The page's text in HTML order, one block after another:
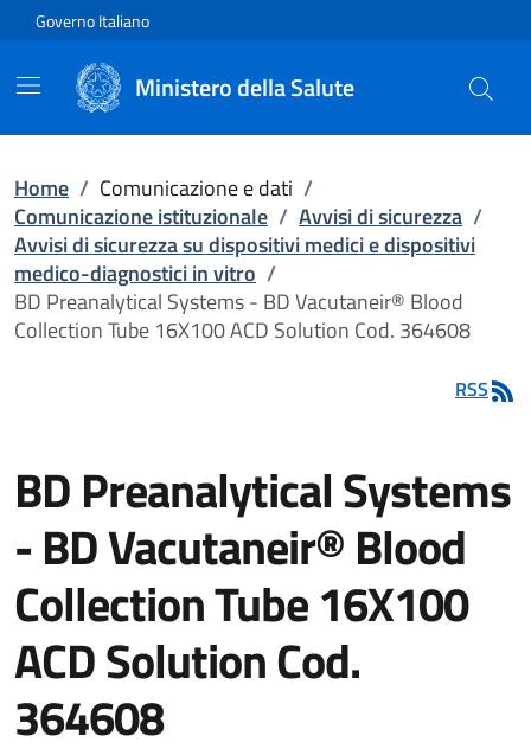
Vai direttamente al contenuto
Governo Italiano
Ministero della Salute
Home / Comunicazione e dati /
Comunicazione istituzionale / Avvisi di sicurezza /
Avvisi di sicurezza su dispositivi medici e dispositivi
medico-diagnostici in vitro /
BD Preanalytical Systems - BD Vacutaneir® Blood
Collection Tube 16X100 ACD Solution Cod. 364608
RSS
BD Preanalytical Systems
- BD Vacutaneir® Blood
Collection Tube 16X100
ACD Solution Cod.
364608